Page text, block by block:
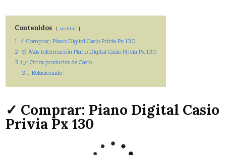
Contenidos ocultar
1 ✓ Comprar: Piano Digital Casio Privia Px 130
2 🥇 Más información Piano Digital Casio Privia Px 130
3 👉 Otros productos de Casio
3.1 Relacionado:
✓ Comprar: Piano Digital Casio
Privia Px 130